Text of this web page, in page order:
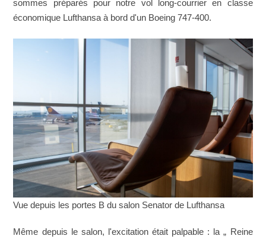
sommes préparés pour notre vol long-courrier en classe
économique Lufthansa à bord d'un Boeing 747-400.
Vue depuis les portes B du salon Senator de Lufthansa
Même depuis le salon, l'excitation était palpable : la „ Reine